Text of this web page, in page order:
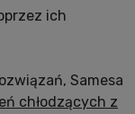
ich
Samesa
chłodzących z